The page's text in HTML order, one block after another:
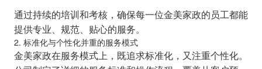
通过持续的培训和考核，确保每一位金美家政的员工都能
提供专业、规范、贴心的服务。
2. 标准化与个性化并重的服务模式
金美家政在服务模式上，既追求标准化，又注重个性化。